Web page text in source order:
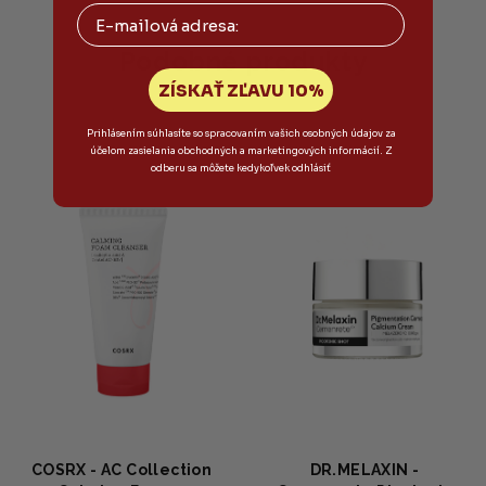
Podobné produkty
COSRX - AC Collection
DR.MELAXIN -
Email
ZÍSKAŤ ZĽAVU 10%
Prihlásením súhlasíte so spracovaním vašich osobných údajov za
účelom zasielania obchodných a marketingových informácií. Z
odberu sa môžete kedykoľvek odhlásiť